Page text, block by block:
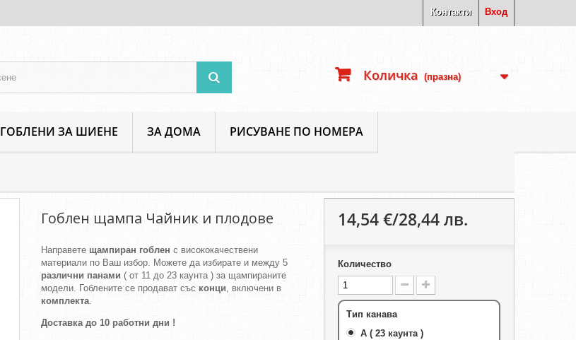
Вход
Контакти
ГОБЛЕНИ ЗА ШИЕНЕ ЗА ДОМА РИСУВАНЕ ПО НОМЕРА
Количка (празна)
Гоблен щампа Чайник и плодове
Направете щампиран гоблен с висококачествени
материали по Ваш избор. Можете да избирате и между 5
различни панами ( от 11 до 23 каунта ) за щампираните
модели. Гоблените се продават със конци, включени в
комплекта.
Доставка до 10 работни дни !
14,54 €/28,44 лв.
Количество
Тип канава
A ( 23 каунта )